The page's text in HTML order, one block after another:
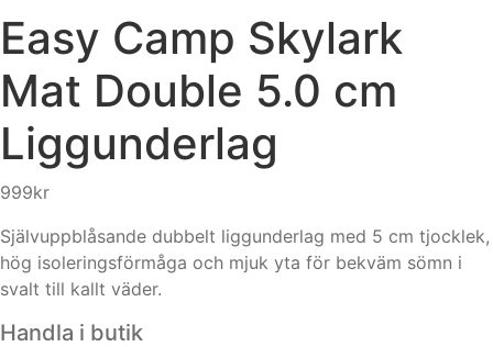
Easy Camp Skylark
Mat Double 5.0 cm
Liggunderlag
999kr
Självuppblåsande dubbelt liggunderlag med 5 cm tjocklek,
hög isoleringsförmåga och mjuk yta för bekväm sömn i
svalt till kallt väder.
Handla i butik